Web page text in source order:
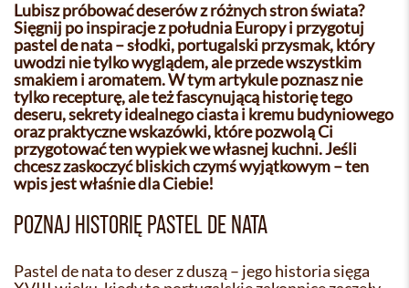
Lubisz próbować deserów z różnych stron świata?
Sięgnij po inspiracje z południa Europy i przygotuj
pastel de nata – słodki, portugalski przysmak, który
uwodzi nie tylko wyglądem, ale przede wszystkim
smakiem i aromatem. W tym artykule poznasz nie
tylko recepturę, ale też fascynującą historię tego
deseru, sekrety idealnego ciasta i kremu budyniowego
oraz praktyczne wskazówki, które pozwolą Ci
przygotować ten wypiek we własnej kuchni. Jeśli
chcesz zaskoczyć bliskich czymś wyjątkowym – ten
wpis jest właśnie dla Ciebie!
POZNAJ HISTORIĘ PASTEL DE NATA
Pastel de nata to deser z duszą – jego historia sięga